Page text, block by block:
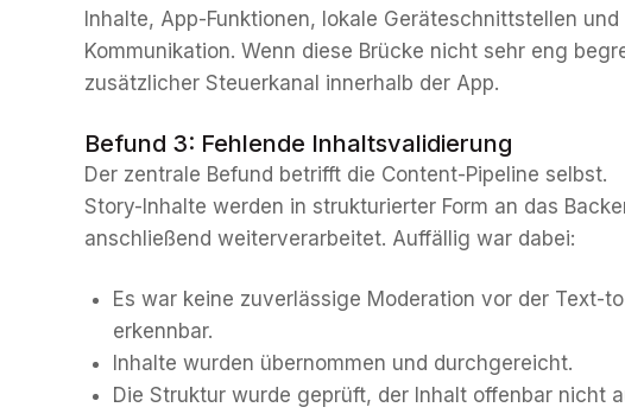
Inhalte, App-Funktionen, lokale Geräteschnittstellen und
Kommunikation. Wenn diese Brücke nicht sehr eng
zusätzlicher Steuerkanal innerhalb der App.
Befund 3: Fehlende Inhaltsvalidierung
Der zentrale Befund betrifft die Content-Pipeline selbst.
Story-Inhalte werden in strukturierter Form an das
anschließend weiterverarbeitet. Auffällig war dabei:
Es war keine zuverlässige Moderation vor der Text-
erkennbar.
Inhalte wurden übernommen und durchgereicht.
Die Struktur wurde geprüft, der Inhalt offenbar nicht